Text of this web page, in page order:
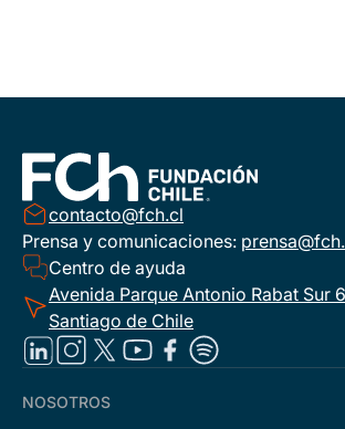
contacto@fch.cl
Prensa y comunicaciones:
Centro de ayuda
Avenida Parque Antonio Rabat Sur
Santiago de Chile
NOSOTROS